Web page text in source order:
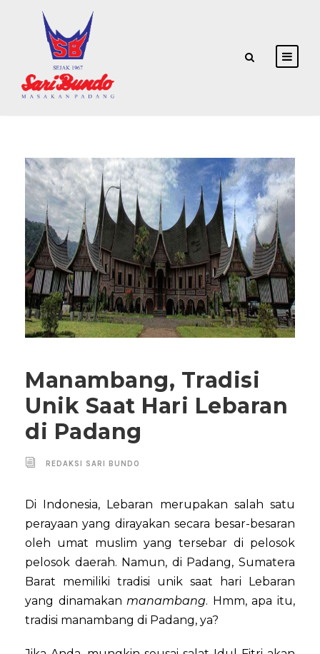
Manambang, Tradisi
Unik Saat Hari Lebaran
di Padang
REDAKSI SARI BUNDO
Di Indonesia, Lebaran merupakan salah satu
perayaan yang dirayakan secara besar-besaran
oleh umat muslim yang tersebar di pelosok
pelosok daerah. Namun, di Padang, Sumatera
Barat memiliki tradisi unik saat hari Lebaran
yang dinamakan manambang. Hmm, apa itu,
tradisi manambang di Padang, ya?